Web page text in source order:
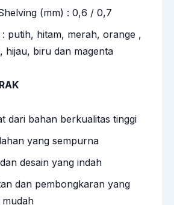
(mm) : 0,6 / 0,7
: putih, hitam, merah, orange ,
hijau, biru dan magenta
dari bahan berkualitas tinggi
yang sempurna
desain yang indah
dan pembongkaran yang
mudah